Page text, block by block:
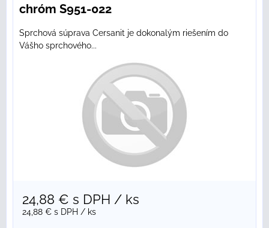
chróm S951-022
Sprchová súprava Cersanit je dokonalým riešením do
Vášho sprchového...
24,88 € s DPH / ks
24,88 € s DPH / ks